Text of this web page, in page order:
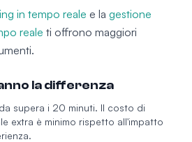
in tempo reale e la gestione
reale ti offrono maggiori
la differenza
supera i 20 minuti. Il costo di
extra è minimo rispetto all'impatto